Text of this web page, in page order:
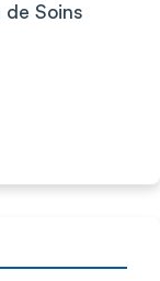
Soins